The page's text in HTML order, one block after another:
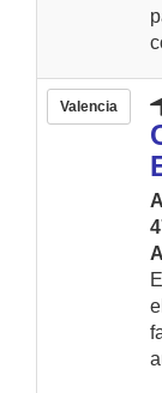
Valencia